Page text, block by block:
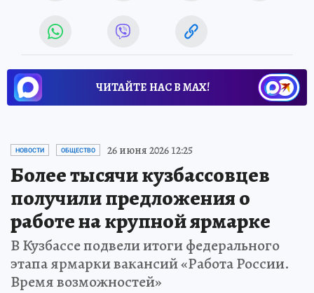
ЧИТАЙТЕ НАС В МАХ!
НОВОСТИ ОБЩЕСТВО 26 июня 2026 12:25
Более тысячи кузбассовцев
получили предложения о
работе на крупной ярмарке
В Кузбассе подвели итоги федерального
этапа ярмарки вакансий «Работа России.
Время возможностей»